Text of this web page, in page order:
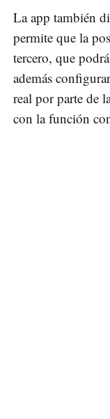
La app también
permite que la
tercero, que
además
real por parte de
con la función